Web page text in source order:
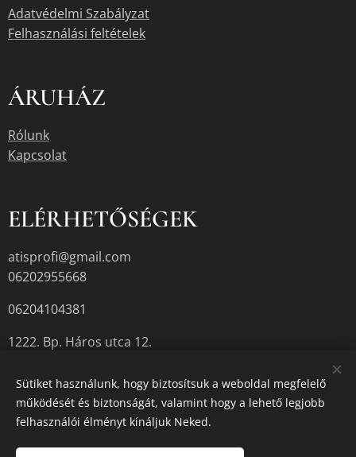
Adatvédelmi Szabályzat
Felhasználási feltételek
ÁRUHÁZ
Rólunk
Kapcsolat
ELÉRHETŐSÉGEK
atisprofi@gmail.com
06202955668
06204104381
1222. Bp. Háros utca 12.
A termékek aktuális készletéről érdeklődjön az üzletben, vagy a
megadott elérhetőségek egyikén.
Sütiket használunk, hogy biztosítsuk a weboldal megfelelő
működését és biztonságát, valamint hogy a lehető legjobb
felhasználói élményt kínáljuk Neked.